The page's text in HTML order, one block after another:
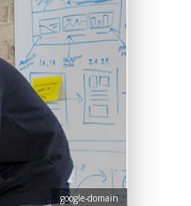
google-domain